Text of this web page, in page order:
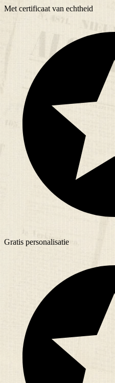
Met certificaat van echtheid
Gratis personalisatie